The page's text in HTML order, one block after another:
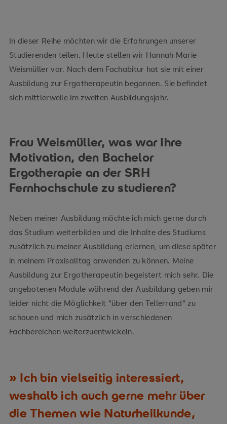
In dieser Reihe möchten wir die Erfahrungen unserer
Studierenden teilen. Heute stellen wir Hannah Marie
Weismüller vor. Nach dem Fachabitur hat sie mit einer
Ausbildung zur Ergotherapeutin begonnen. Sie befindet
sich mittlerweile im zweiten Ausbildungsjahr.
Frau Weismüller, was war Ihre
Motivation, den Bachelor
Ergotherapie an der SRH
Fernhochschule zu studieren?
Neben meiner Ausbildung möchte ich mich gerne durch
das Studium weiterbilden und die Inhalte des Studiums
zusätzlich zu meiner Ausbildung erlernen, um diese später
in meinem Praxisalltag anwenden zu können. Meine
Ausbildung zur Ergotherapeutin begeistert mich sehr. Die
angebotenen Module während der Ausbildung geben mir
leider nicht die Möglichkeit "über den Tellerrand" zu
schauen und mich zusätzlich in verschiedenen
Fachbereichen weiterzuentwickeln.
Ich bin vielseitig interessiert,
weshalb ich auch gerne mehr über
die Themen wie Naturheilkunde,